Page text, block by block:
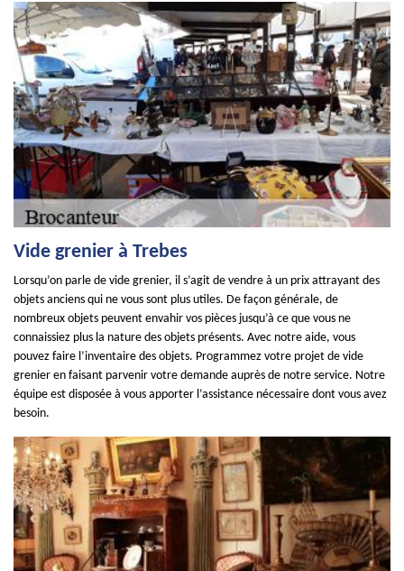
Vide grenier à Trebes
Lorsqu’on parle de vide grenier, il s’agit de vendre à un prix attrayant des
objets anciens qui ne vous sont plus utiles. De façon générale, de
nombreux objets peuvent envahir vos pièces jusqu’à ce que vous ne
connaissiez plus la nature des objets présents. Avec notre aide, vous
pouvez faire l’inventaire des objets. Programmez votre projet de vide
grenier en faisant parvenir votre demande auprès de notre service. Notre
équipe est disposée à vous apporter l’assistance nécessaire dont vous avez
besoin.